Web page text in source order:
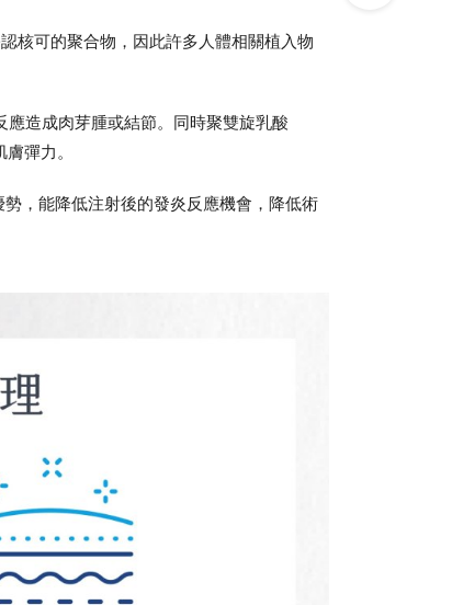
核可的聚合物，因此許多人體相關植入物
造成肉芽腫或結節。同時聚雙旋乳酸
彈力。
，能降低注射後的發炎反應機會，降低術